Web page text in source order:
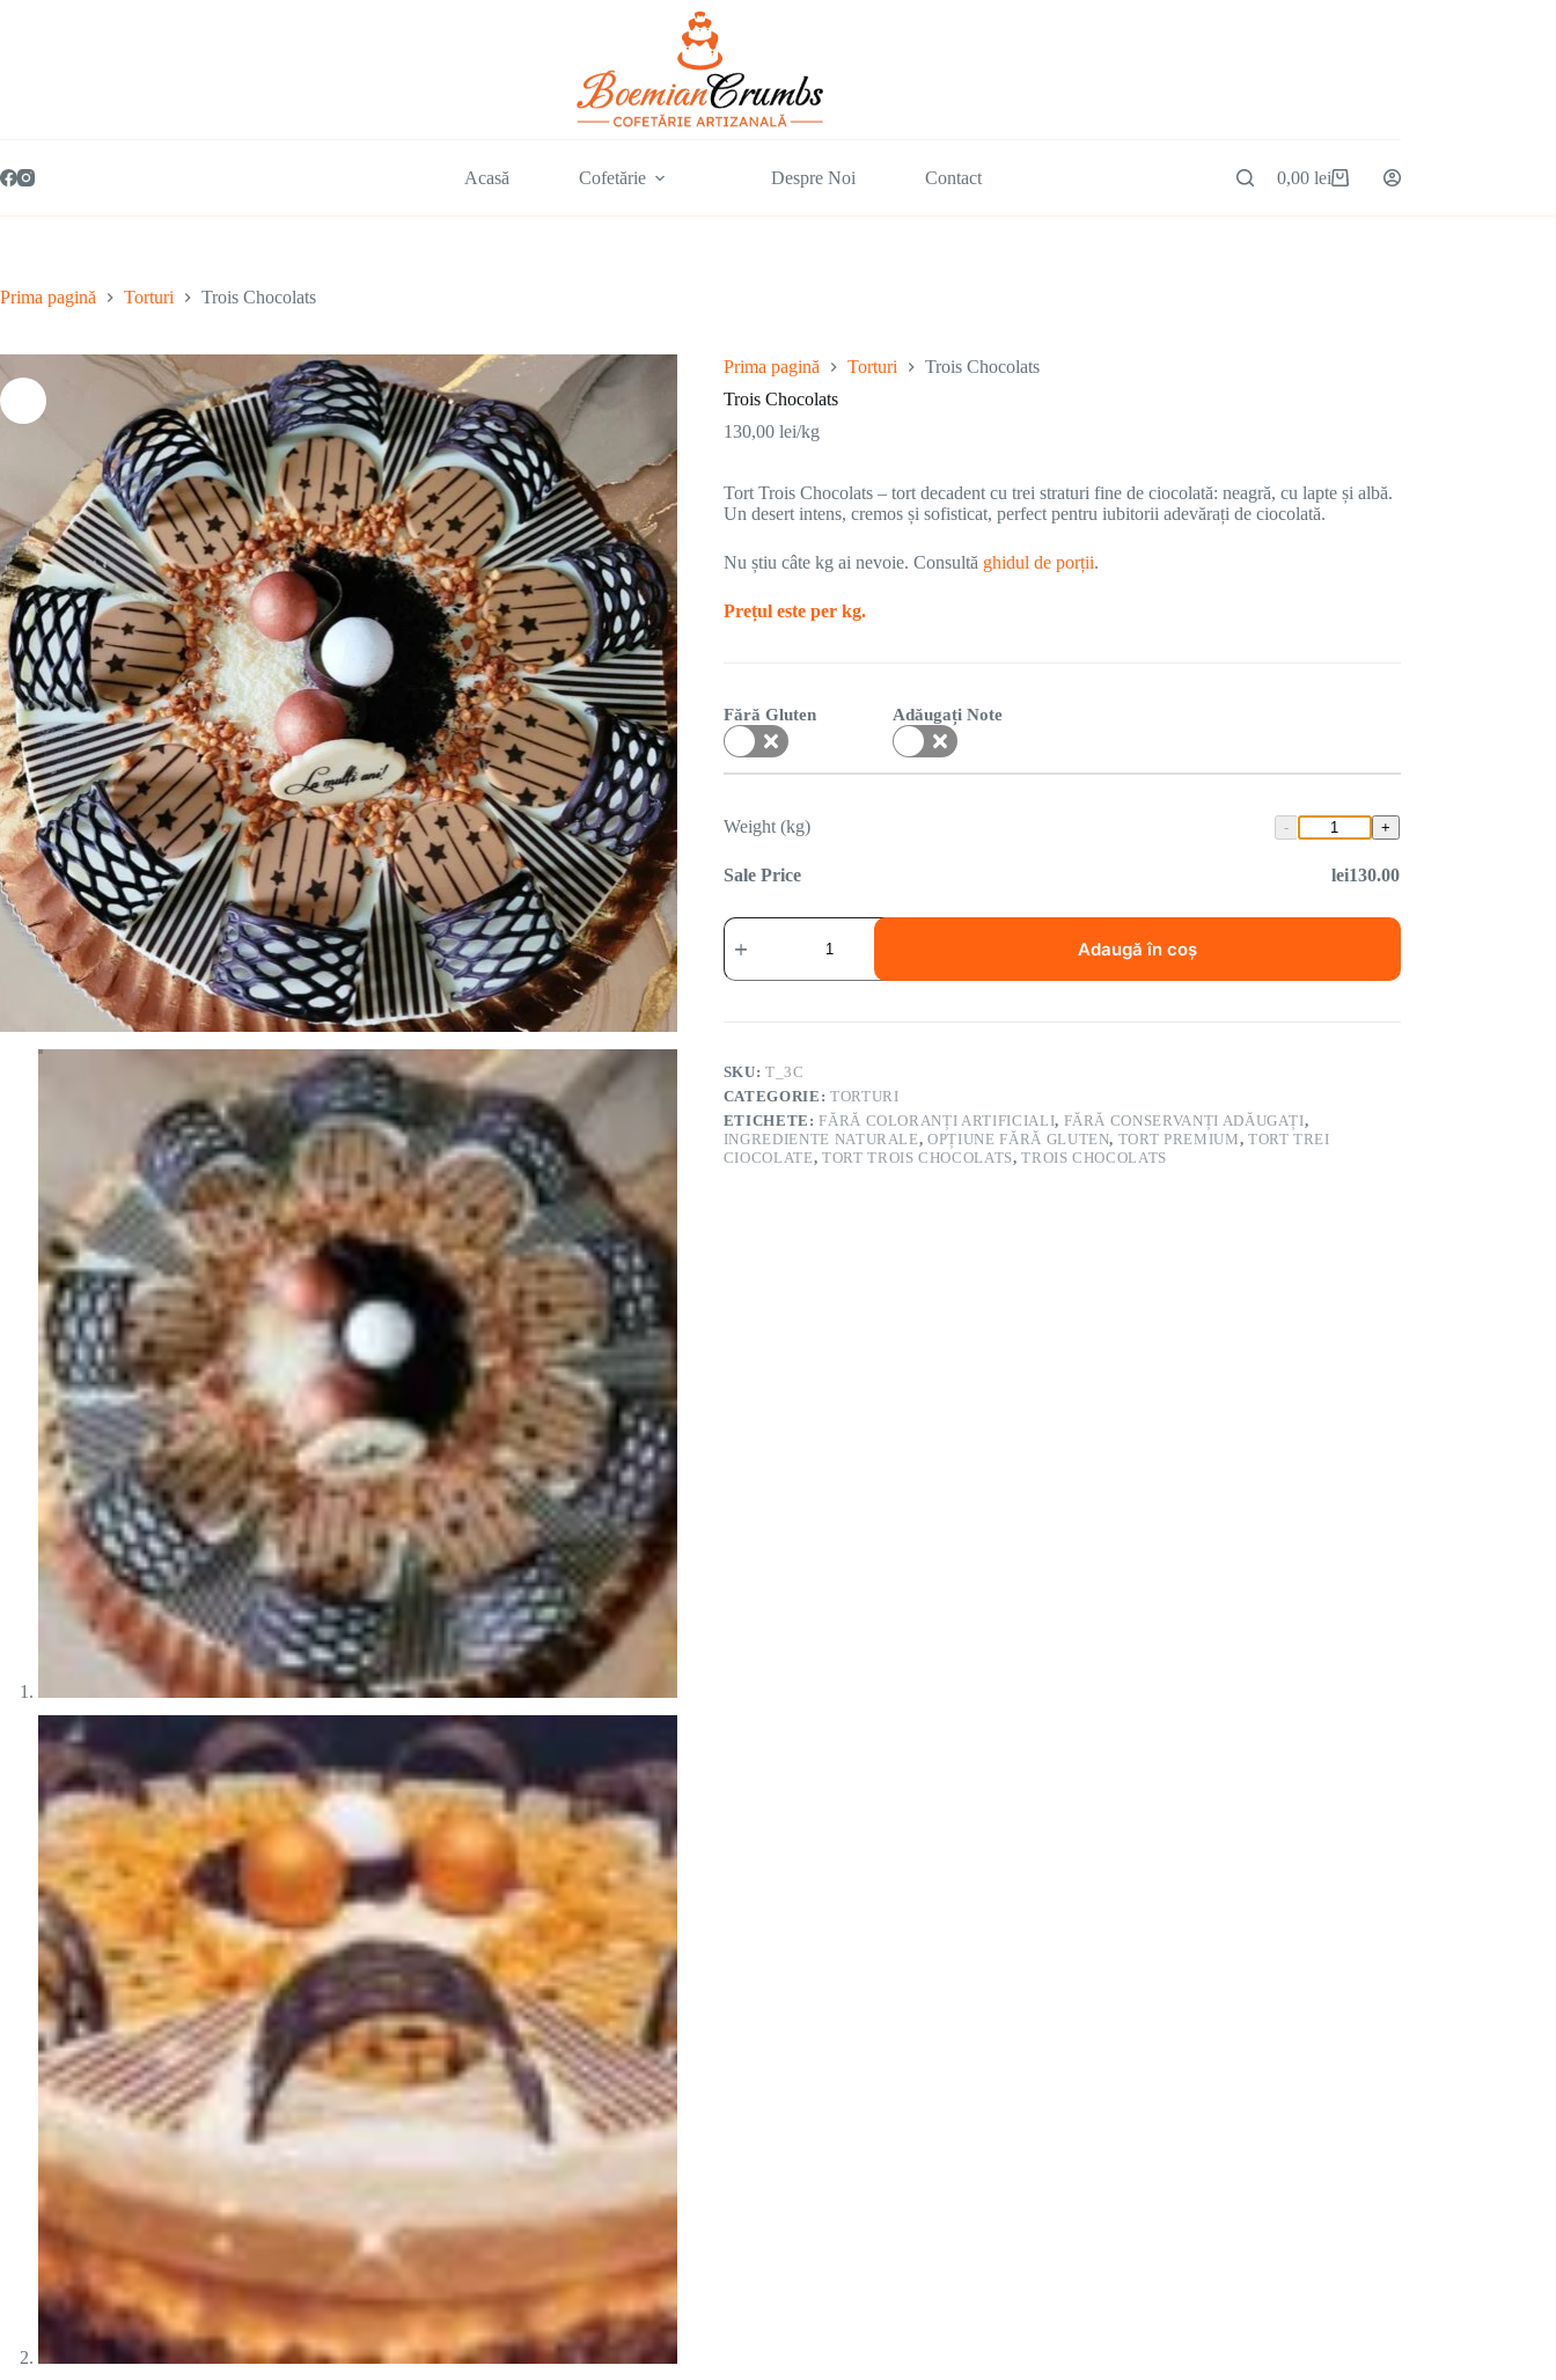
Acasă Cofetărie Despre Noi Contact 0,00 lei
Prima pagină Torturi Trois Chocolats
Prima pagină Torturi
Trois Chocolats
Trois Chocolats
130,00 lei/kg
Tort Trois Chocolats – tort decadent cu trei straturi fine de ciocolată: neagră, cu lapte și albă.
Un desert intens, cremos și sofisticat, perfect pentru iubitorii adevărați de ciocolată.
Nu știu câte kg ai nevoie. Consultă ghidul de porții.
Prețul este per kg.
Fără Gluten Adăugați Note
Weight (kg)
Sale Price lei130.00
Adaugă în coș
SKU:T_3C
CATEGORIE: TORTURI
ETICHETE:FĂRĂ COLORANȚI ARTIFICIALI, FĂRĂ CONSERVANȚI ADĂUGAȚI,
INGREDIENTE NATURALE,OPȚIUNE FĂRĂ GLUTEN, TORT PREMIUM, TORT TREI
CIOCOLATE, TORT TROIS CHOCOLATS,TROIS CHOCOLATS